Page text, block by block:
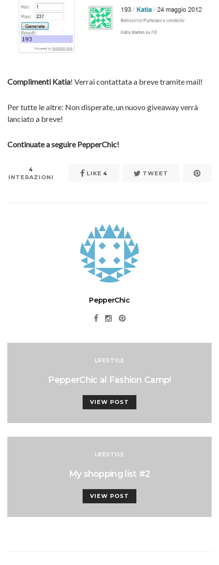
Complimenti Katia! Verrai contattata a breve tramite mail!
Per tutte le altre: Non disperate, un nuovo giveaway verrà
lanciato a breve!
Continuate a seguire PepperChic!
4
INTERAZIONI
LIKE 4 TWEET
PepperChic
LIFESTYLE
PepperChic al Fashion Camp!
VIEW POST
LIFESTYLE
My shopping list #2
VIEW POST